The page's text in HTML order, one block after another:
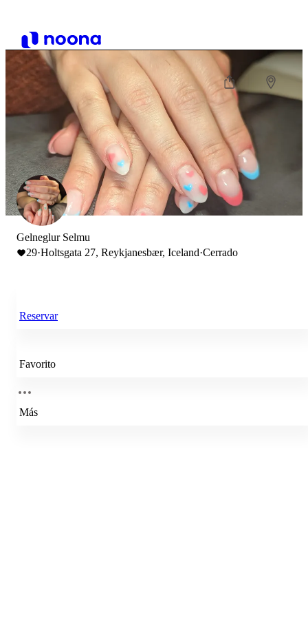
Gelneglur Selmu
29·Holtsgata 27, Reykjanesbær, Iceland·Cerrado
Reservar
Favorito
Más